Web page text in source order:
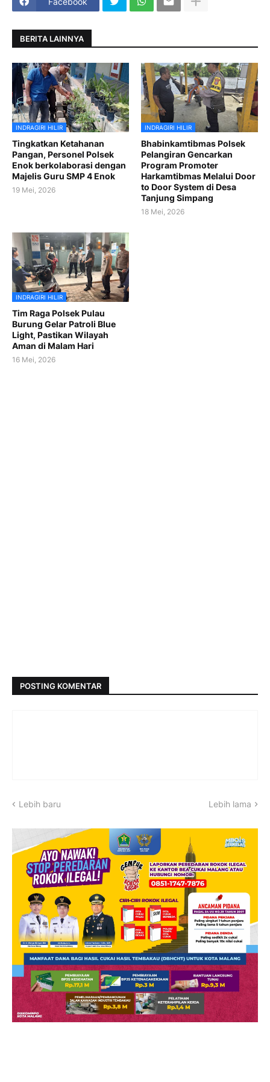
BERITA LAINNYA
INDRAGIRI HILIR
Tingkatkan Ketahanan
Pangan, Personel Polsek
Enok berkolaborasi dengan
Majelis Guru SMP 4 Enok
19 Mei, 2026
INDRAGIRI HILIR
Bhabinkamtibmas Polsek
Pelangiran Gencarkan
Program Promoter
Harkamtibmas Melalui Door
to Door System di Desa
Tanjung Simpang
18 Mei, 2026
INDRAGIRI HILIR
Tim Raga Polsek Pulau
Burung Gelar Patroli Blue
Light, Pastikan Wilayah
Aman di Malam Hari
16 Mei, 2026
POSTING KOMENTAR
Lebih baru Lebih lama